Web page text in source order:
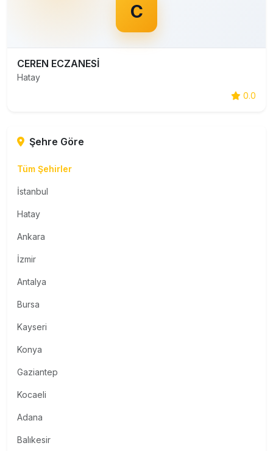
C
CEREN ECZANESİ
Hatay
0.0
Şehre Göre
Tüm Şehirler
İstanbul
Hatay
Ankara
İzmir
Antalya
Bursa
Kayseri
Konya
Gaziantep
Kocaeli
Adana
Balıkesir